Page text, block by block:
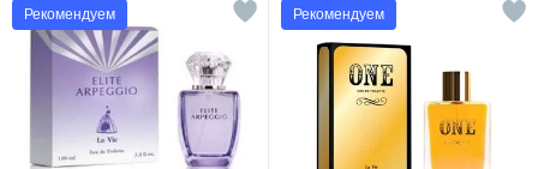
Рекомендуем Рекомендуем